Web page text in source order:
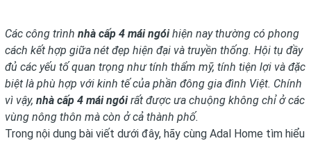
Các công trình nhà cấp 4 mái ngóihiện nay thường có phong
cách kết hợp giữa nét đẹp hiện đại và truyền thống. Hội tụ đầy
đủ các yếu tố quan trọng như tính thẩm mỹ, tính tiện lợi và đặc
biệt là phù hợp với kinh tế của phần đông gia đình Việt. Chính
vì vậy, nhà cấp 4 mái ngóirất được ưa chuộng không chỉ ở các
vùng nông thôn mà còn ở cả thành phố.
Trong nội dung bài viết dưới đây, hãy cùng Adal Home tìm hiểu